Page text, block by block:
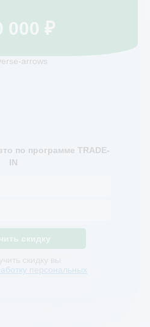
000 ₽
по программе TRADE-
IN
скидку
скидку вы
персональных